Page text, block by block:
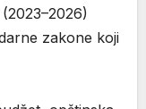
zakone koji